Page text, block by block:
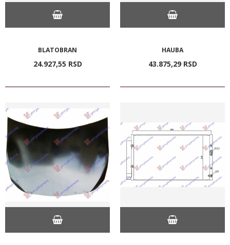
BLATOBRAN
24.927,55 RSD
HAUBA
43.875,29 RSD